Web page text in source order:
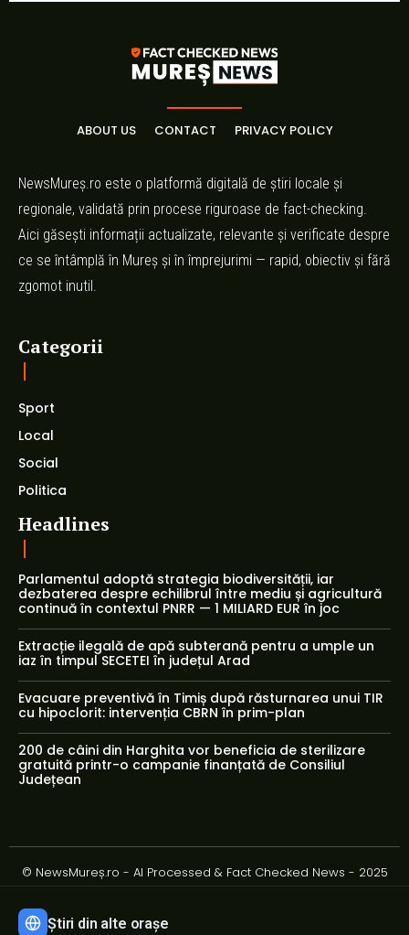
ABOUT US CONTACT PRIVACY POLICY
NewsMureș.ro este o platformă digitală de știri locale și
regionale, validată prin procese riguroase de fact-checking.
Aici găsești informații actualizate, relevante și verificate despre
ce se întâmplă în Mureș și în împrejurimi — rapid, obiectiv și fără
zgomot inutil.
Categorii
Sport
Local
Social
Politica
Headlines
Parlamentul adoptă strategia biodiversității, iar
dezbaterea despre echilibrul între mediu și agricultură
continuă în contextul PNRR — 1 MILIARD EUR în joc
Extracție ilegală de apă subterană pentru a umple un
iaz în timpul SECETEI în județul Arad
Evacuare preventivă în Timiș după răsturnarea unui TIR
cu hipoclorit: intervenția CBRN în prim-plan
200 de câini din Harghita vor beneficia de sterilizare
gratuită printr-o campanie finanțată de Consiliul
Județean
© NewsMureș.ro - AI Processed & Fact Checked News - 2025
Știri din alte orașe